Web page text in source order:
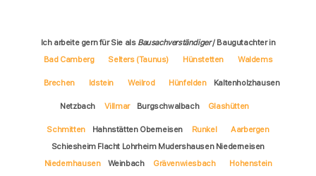
Ich arbeite gern für Sie als Bausachverständiger/ Baugutachter in
Bad Camberg
Selters (Taunus) Hünstetten Waldems
Brechen Idstein Weilrod Hünfelden Kaltenholzhausen
Netzbach Villmar Burgschwalbach Glashütten
Schmitten Hahnstätten Oberneisen Runkel
Aarbergen
Schiesheim Flacht Lohrheim Mudershausen Niederneisen
Niedernhausen
Weinbach Grävenwiesbach Hohenstein